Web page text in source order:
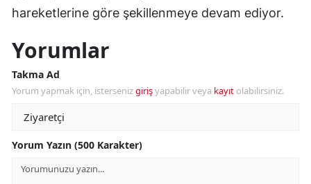
hareketlerine göre şekillenmeye devam ediyor.
Yorumlar
Takma Ad
Yorum yapmak için, istersenizgirişyapabilir veya kayıt olabilirsiniz.
Yorum Yazın (500 Karakter)